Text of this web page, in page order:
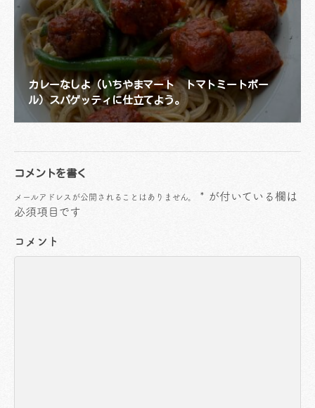
カレーなしよ（いちやまマート トマトミートボー
ル）スパゲッティに仕立てよう。
コメントを書く
メールアドレスが公開されることはありません。 * が付いている欄は
必須項目です
コメント